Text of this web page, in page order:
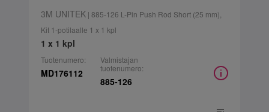
3M UNITEK| 885-126 L-Pin Push Rod Short (25 mm),
Kit 1-potilaalle 1 x 1 kpl
1 x 1 kpl
Tuotenumero:
MD176112
Valmistajan
tuotenumero:
885-126